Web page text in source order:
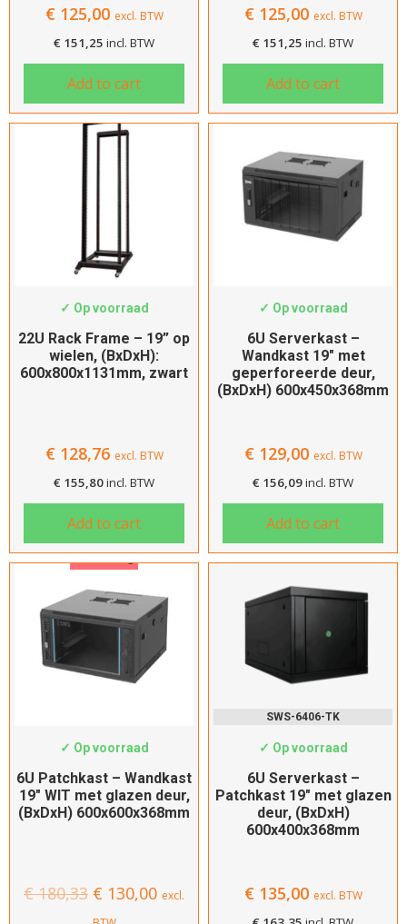
€125,00 excl. BTW
€ 151,25 incl. BTW
Add to cart
€125,00 excl. BTW
€ 151,25 incl. BTW
Add to cart
SWS-DR6822
✓ Op voorraad
22U Rack Frame – 19” op
wielen, (BxDxH):
600x800x1131mm, zwart
€128,76 excl. BTW
€ 155,80incl. BTW
Add to cart
✓ Op voorraad
6U Serverkast –
Wandkast 19″ met
geperforeerde deur,
(BxDxH) 600x450x368mm
€129,00 excl. BTW
€ 156,09incl. BTW
Add to cart
Aanbieding
✓ Op voorraad
6U Patchkast – Wandkast
19″ WIT met glazen deur,
(BxDxH) 600x600x368mm
€180,33 € 130,00 excl.
SWS-6406-TK
✓ Op voorraad
6U Serverkast –
Patchkast 19″ met glazen
deur, (BxDxH)
600x400x368mm
€135,00 excl. BTW